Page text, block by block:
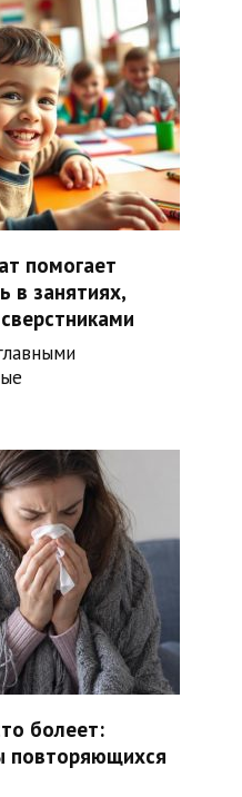
помогает
в занятиях,
болеет:
повторяющихся